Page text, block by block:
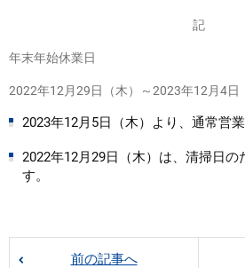
記
年末年始休業日
2022年12月29日（木）～2023年12月4日
2023年12月5日（木）より、通常営
2022年12月29日（木）は、清掃日
す。
前の記事へ